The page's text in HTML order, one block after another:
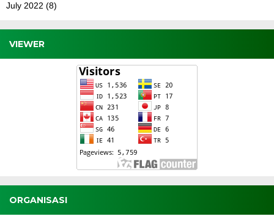
July 2022 (8)
VIEWER
ORGANISASI